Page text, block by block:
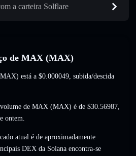
a carteira Solflare
de MAX (MAX)
está a $0.000049, subida/descida
volume de MAX (MAX) é de $30.56987,
ontem.
atual é de aproximadamente
DEX da Solana encontra-se